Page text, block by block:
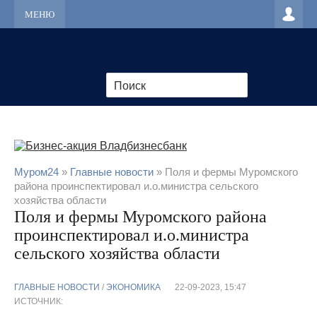
МЕНЮ
Муром24 » Главные новости » Поля и фермы Муромского
района проинспектировал и.о.министра сельского
хозяйства области
Поля и фермы Муромского района
проинспектировал и.о.министра
сельского хозяйства области
ГЛАВНЫЕ НОВОСТИ / ЭКОНОМИКА
22-09-2023, 15:47
ИСТОЧНИК: